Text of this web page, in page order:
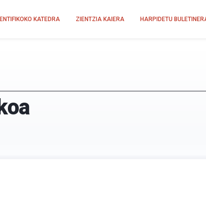
KATEDRA ZIENTZIA KAIERA HARPIDETU